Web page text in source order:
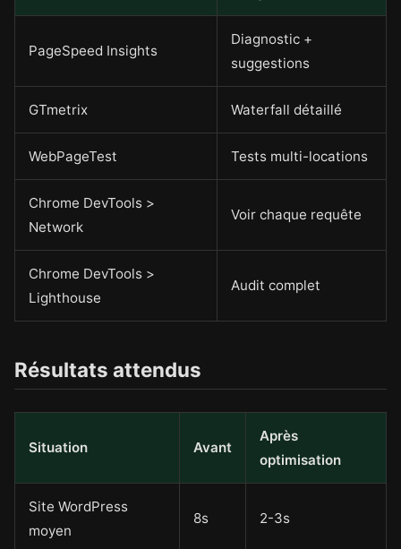
PageSpeed Insights
Diagnostic +
suggestions
GTmetrix Waterfall détaillé
WebPageTest Tests multi-locations
Chrome DevTools >
Network
Voir chaque requête
Chrome DevTools >
Lighthouse
Audit complet
Résultats attendus
Situation Avant
Après
optimisation
Site WordPress
moyen
8s 2-3s